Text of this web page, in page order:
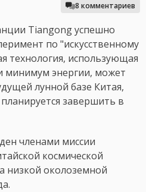
8 комментариев
Tiangong успешно
по "искусственному
технология, использующая
минимум энергии, может
лунной базе Китая,
завершить в
членами миссии
космической
низкой околоземной